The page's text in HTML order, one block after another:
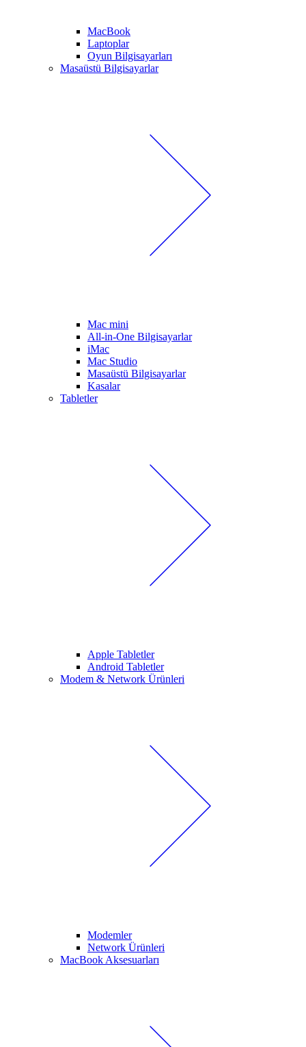
MacBook
Laptoplar
Oyun Bilgisayarları
Masaüstü Bilgisayarlar
Mac mini
All-in-One Bilgisayarlar
iMac
Mac Studio
Masaüstü Bilgisayarlar
Kasalar
Tabletler
Apple Tabletler
Android Tabletler
Modem & Network Ürünleri
Modemler
Network Ürünleri
MacBook Aksesuarları